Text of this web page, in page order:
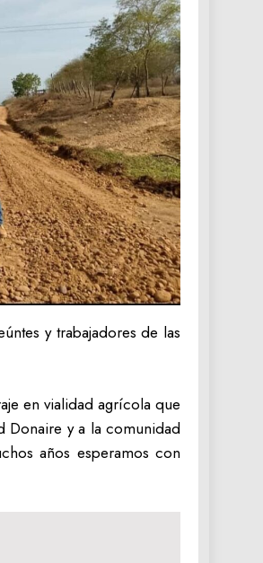
y trabajadores de las
en vialidad agrícola que
Donaire y a la comunidad
años esperamos con